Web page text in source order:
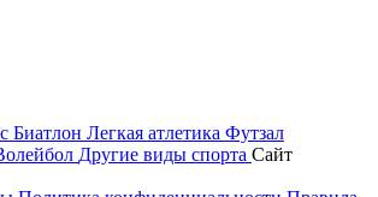
Биатлон Легкая атлетика Футзал
Другие виды спорта Сайт